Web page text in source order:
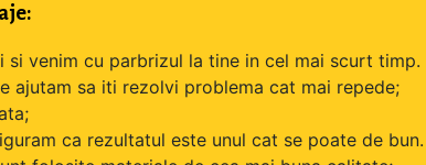
si venim cu parbrizul la tine in cel mai scurt
ajutam sa iti rezolvi problema cat mai repede;
ca rezultatul este unul cat se poate de